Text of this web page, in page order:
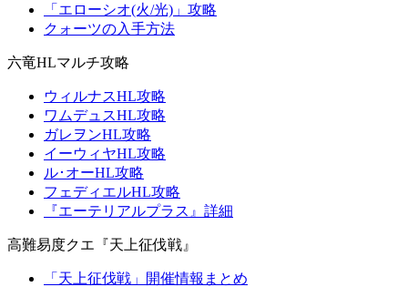
「エローシオ(火/光)」攻略
クォーツの入手方法
六竜HLマルチ攻略
ウィルナスHL攻略
ワムデュスHL攻略
ガレヲンHL攻略
イーウィヤHL攻略
ル･オーHL攻略
フェディエルHL攻略
『エーテリアルプラス』詳細
高難易度クエ『天上征伐戦』
「天上征伐戦」開催情報まとめ